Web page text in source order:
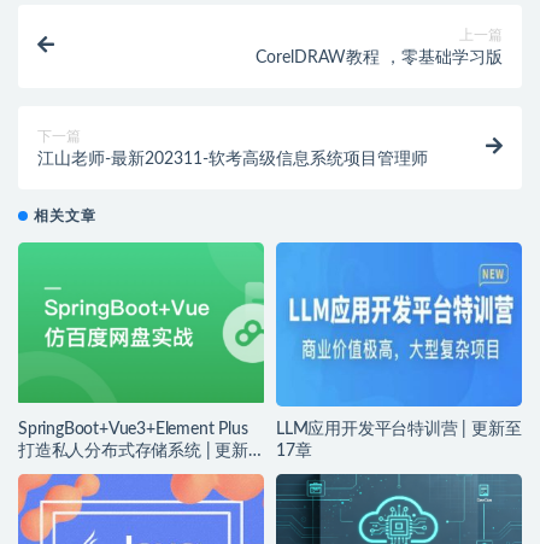
上一篇
CorelDRAW教程 ，零基础学习版
下一篇
江山老师-最新202311-软考高级信息系统项目管理师
相关文章
SpringBoot+Vue3+Element Plus
打造私人分布式存储系统 | 更新
完结
LLM应用开发平台特训营 | 更新至
17章